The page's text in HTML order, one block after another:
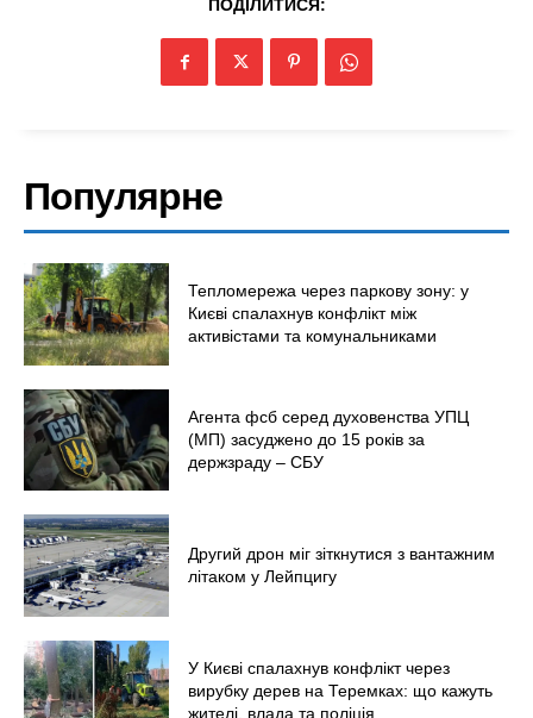
Війна
ПОДІЛИТИСЯ:
Популярне
Тепломережа через паркову зону: у
Києві спалахнув конфлікт між
активістами та комунальниками
Агента фсб серед духовенства УПЦ
(МП) засуджено до 15 років за
держзраду – СБУ
Другий дрон міг зіткнутися з вантажним
літаком у Лейпцигу
У Києві спалахнув конфлікт через
вирубку дерев на Теремках: що кажуть
жителі, влада та поліція